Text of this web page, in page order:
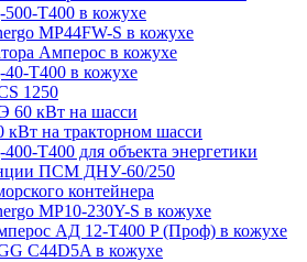
Т400 в кожухе
MP44FW-S в кожухе
Амперос в кожухе
Т400 в кожухе
1250
60 кВт на шасси
на тракторном шасси
Т400 для объекта энергетики
ПСМ ДНУ-60/250
контейнера
MP10-230Y-S в кожухе
АД 12-Т400 P (Проф) в кожухе
C44D5A в кожухе